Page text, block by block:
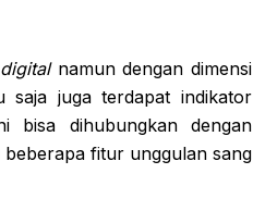
namun dengan dimensi
juga terdapat indikator
bisa dihubungkan dengan
fitur unggulan sang